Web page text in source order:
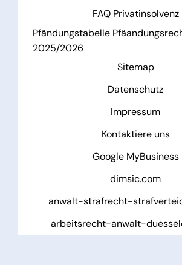
FAQ Privatinsolvenz
Pfändungstabelle
2025/2026
Sitemap
Datenschutz
Impressum
Kontaktiere uns
Google MyBusiness
dimsic.com
anwalt-strafrecht-
arbeitsrecht-anwalt-